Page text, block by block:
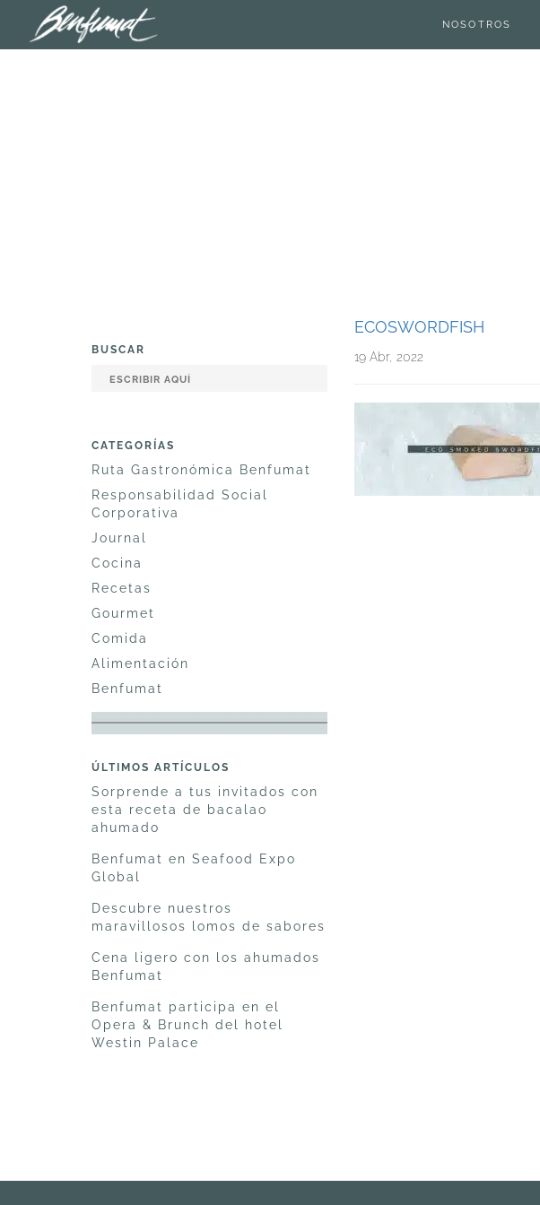
NOSOTROS
BUSCAR
CATEGORÍAS
Ruta Gastronómica Benfumat
Responsabilidad Social
Corporativa
Journal
Cocina
Recetas
Gourmet
Comida
Alimentación
Benfumat
ÚLTIMOS ARTÍCULOS
Sorprende a tus invitados con
esta receta de bacalao
ahumado
Benfumat en Seafood Expo
Global
Descubre nuestros
maravillosos lomos de sabores
Cena ligero con los ahumados
Benfumat
Benfumat participa en el
Opera & Brunch del hotel
Westin Palace
ECOSWORDFISH
19 Abr, 2022